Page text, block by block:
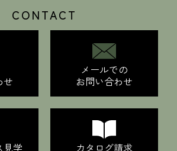
CONTACT
せ
メールでの
お問い合わせ
見学 カタログ請求